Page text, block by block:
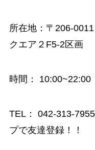
所在地：〒206-
クエア２F5-2区画
時間 ： 10:00~22:00
TEL： 042-313-7955
プで友達登録！！